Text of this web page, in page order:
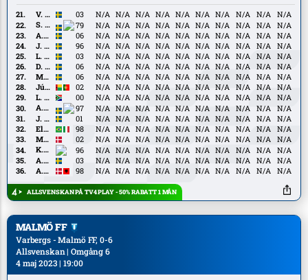
Pektas
V.
Dryselius
V. Dryselius 03 N/A N/A N/A N/A N/A N/A N/A N/A N/A
N/A
S.
Lukić
S. Lukić 79 N/A N/A N/A N/A N/A N/A N/A N/A N/A
N/A
A.
Berggren
A. Berggren 06 N/A N/A N/A N/A N/A N/A N/A N/A N/A
N/A
J.
Birkfeldt
J. Birkfeldt 96 N/A N/A N/A N/A N/A N/A N/A N/A N/A
N/A
L.
Jansson
L. Jansson 03 N/A N/A N/A N/A N/A N/A N/A N/A N/A
N/A
D.
Alfonsi
D. Alfonsi 06 N/A N/A N/A N/A N/A N/A N/A N/A N/A
N/A
M.
Andersson
M. Andersson 06 N/A N/A N/A N/A N/A N/A N/A N/A N/A
N/A
Júnior
Pussick
Júnior Pussick 02 N/A N/A N/A N/A N/A N/A N/A N/A N/A
N/A
L.
Le
Roux
L. Le Roux 00 N/A N/A N/A N/A N/A N/A N/A N/A N/A
N/A
A.
Marić
A. Marić 97 N/A N/A N/A N/A N/A N/A N/A N/A N/A
N/A
J.
Sundström
J. Sundström 01 N/A N/A N/A N/A N/A N/A N/A N/A N/A
N/A
Eliton
Júnior
Eliton Júnior 98 N/A N/A N/A N/A N/A N/A N/A N/A N/A
N/A
M.
Borchers
M. Borchers 02 N/A N/A N/A N/A N/A N/A N/A N/A N/A
N/A
K.
Hoven
K. Hoven 96 N/A N/A N/A N/A N/A N/A N/A N/A N/A
N/A
A.
Kurochkin
A. Kurochkin 03 N/A N/A N/A N/A N/A N/A N/A N/A N/A
N/A
A.A. Muçolli 98 N/A N/A N/A N/A N/A N/A N/A N/A N/A N/A
ALLSVENSKAN PÅ TV4 PLAY - 50% RABATT 1 MÅN
MALMÖ FF
Varbergs - Malmö FF, 0-6
Allsvenskan | Omgång 6
4 maj 2023 | 19:00